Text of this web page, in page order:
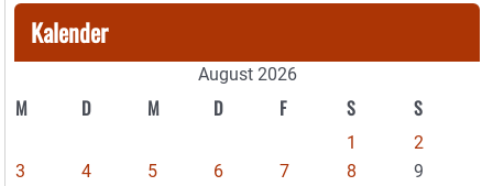
Kalender
August 2026
M D M D F S S
1
2
3
4 5 6 7 8
9